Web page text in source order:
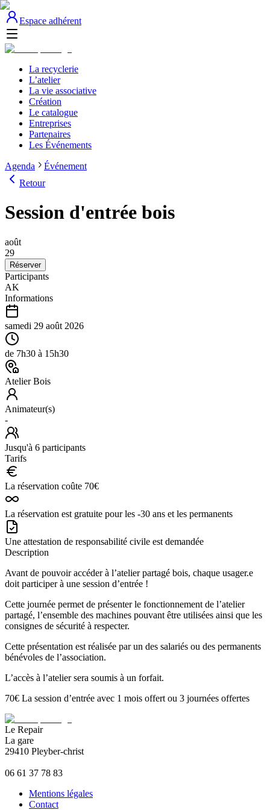
Espace adhérent
La recyclerie
L’atelier
La vie associative
Création
Le catalogue
Entreprises
Partenaires
Les Événements
Agenda
Événement
Retour
Session d'entrée bois
août
29
Réserver
Participants
AK
Informations
samedi 29 août 2026
de 7h30 à 15h30
Atelier Bois
Animateur(s)
-
Jusqu'à 6 participants
Tarifs
La réservation coûte 70€
La réservation est gratuite pour les -30 ans et les permanents
Une attestation de responsabilité civile est demandée
Description
Avant de pouvoir accéder à l’atelier partagé bois, chaque usager.e
doit participer à une session d’entrée !
Cette journée permet de présenter le fonctionnement de l’atelier
partagé, l’ensemble des machines pouvant être utilisées ainsi que les
consignes de sécurité à respecter.
Cette présentation est réalisée par un des salariés ou des permanents
bénévoles de l’association.
L’accès à l’atelier sera soumis à un forfait.
70€ La session d’entrée avec 1 mois offert ou 3 journées offertes
Le Repair
La gare
29410 Pleyber-christ
06 61 37 78 83
Mentions légales
Contact